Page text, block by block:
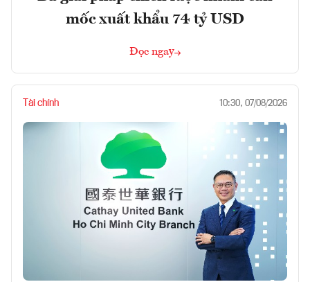
mốc xuất khẩu 74 tỷ USD
Đọc ngay
Tài chính 10:30, 07/08/2026